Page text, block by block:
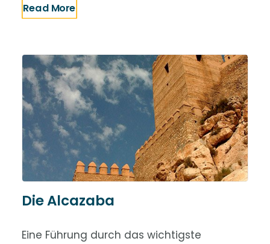
Read More
Die Alcazaba
Eine Führung durch das wichtigste